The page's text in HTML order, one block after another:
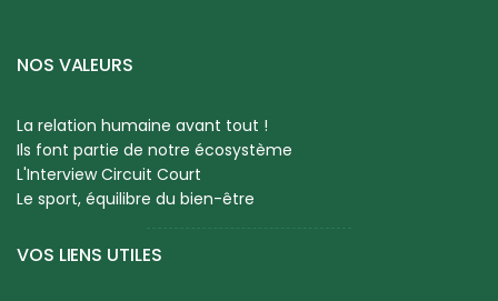
NOS VALEURS
La relation humaine avant tout !
Ils font partie de notre écosystème
L'Interview Circuit Court
Le sport, équilibre du bien-être
VOS LIENS UTILES